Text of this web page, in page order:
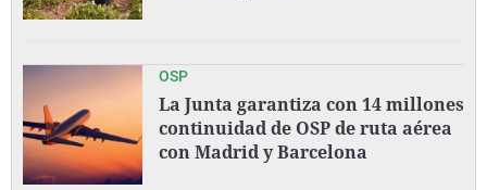
OSP
La Junta garantiza con 14 millones
continuidad de OSP de ruta aérea
con Madrid y Barcelona